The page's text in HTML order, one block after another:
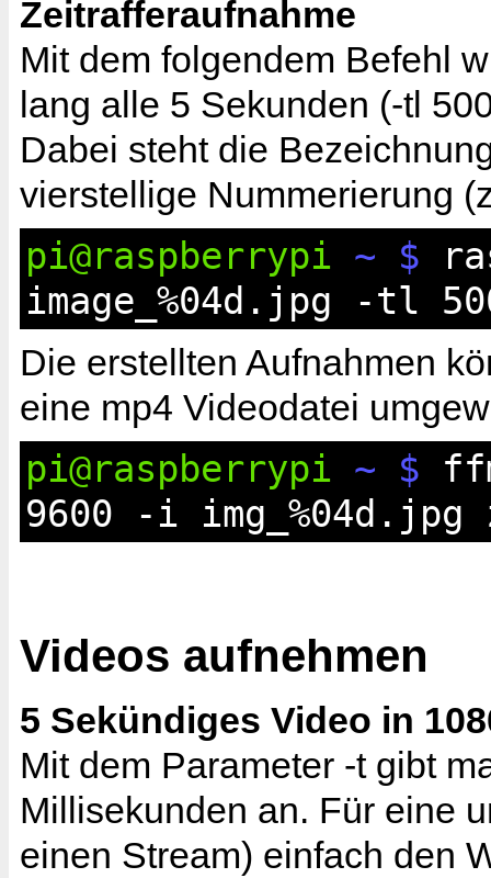
Zeitrafferaufnahme
Mit dem folgendem Befehl
lang alle 5 Sekunden (-tl
Dabei steht die
vierstellige Nummerierung
pi@raspberrypi ~ $
image_%04d.jpg -tl
Die erstellten Aufnahmen
eine mp4 Videodatei
pi@raspberrypi ~ $
9600 -i
Videos aufnehmen
5 Sekündiges Video in
Mit dem Parameter -t gibt
Millisekunden an. Für eine
einen Stream) einfach den